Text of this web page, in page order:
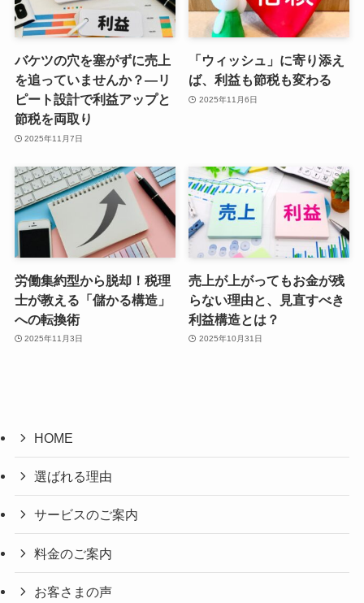
バケツの穴を塞がずに売上
を追っていませんか？―リ
ピート設計で利益アップと
節税を両取り
2025年11月7日
「ウィッシュ」に寄り添え
ば、利益も節税も変わる
2025年11月6日
労働集約型から脱却！税理
士が教える「儲かる構造」
への転換術
2025年11月3日
売上が上がってもお金が残
らない理由と、見直すべき
利益構造とは？
2025年10月31日
HOME
選ばれる理由
サービスのご案内
料金のご案内
お客さまの声